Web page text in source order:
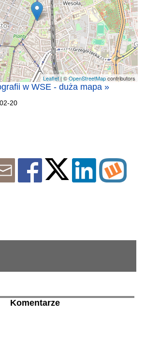
Leaflet| ©OpenStreetMapcontributors
w WSE - duża mapa »
20
Komentarze